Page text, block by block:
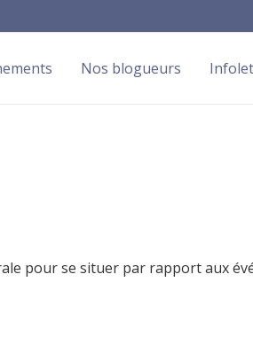
Nos blogueurs
pour se situer par rapport aux